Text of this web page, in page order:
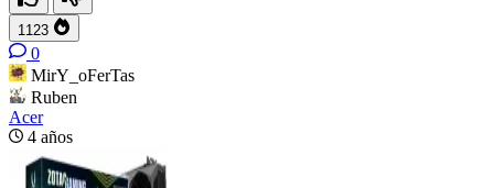
1123
0
MirY_oFerTas
Ruben
Acer
4 años